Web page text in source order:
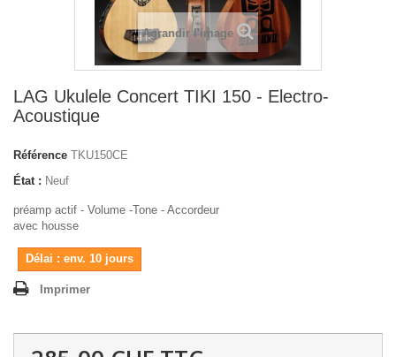
Agrandir l'image
LAG Ukulele Concert TIKI 150 - Electro-
Acoustique
Référence TKU150CE
État : Neuf
préamp actif - Volume -Tone - Accordeur
avec housse
Délai : env. 10 jours
Imprimer